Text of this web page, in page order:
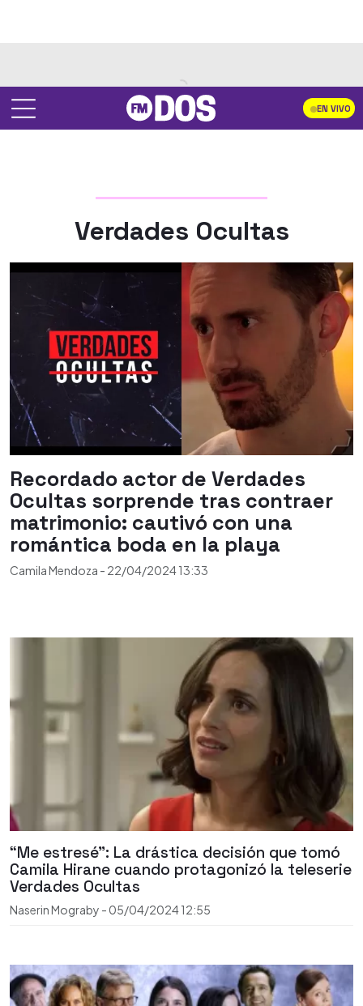
EN VIVO
Verdades Ocultas
Recordado actor de Verdades
Ocultas sorprende tras contraer
matrimonio: cautivó con una
romántica boda en la playa
Camila Mendoza - 22/04/202413:33
“Me estresé”: La drástica decisión que tomó
Camila Hirane cuando protagonizó la teleserie
Verdades Ocultas
Naserin Mograby - 05/04/202412:55